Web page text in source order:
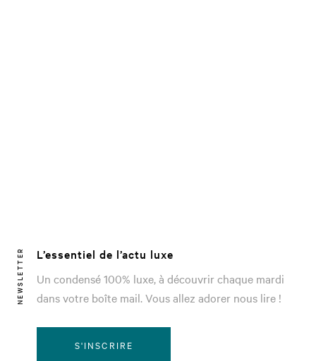
NEWSLETTER
L’essentiel de l’actu luxe
Un condensé 100% luxe, à découvrir chaque mardi
dans votre boîte mail. Vous allez adorer nous lire !
S'INSCRIRE